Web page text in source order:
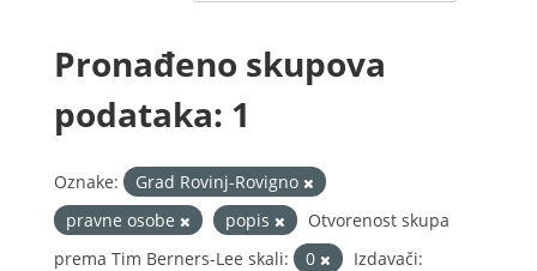
Pronađeno skupova
podataka: 1
Oznake:
Grad Rovinj-Rovigno
pravne osobe
popis
Otvorenost skupa
prema Tim Berners-Lee skali:
0
Izdavači: